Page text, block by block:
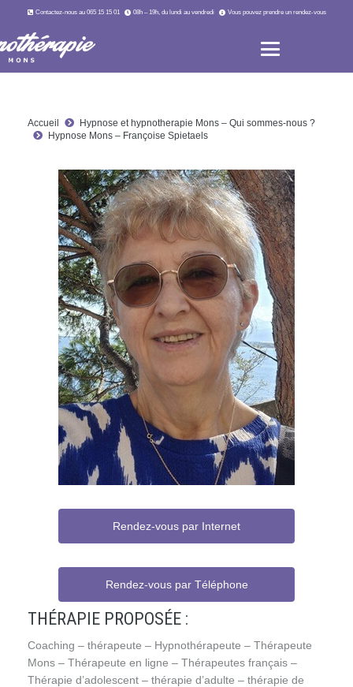
Contactez-nous au 065 15 15 01 08h – 19h, du lundi au vendredi Vous pouvez prendre un rendez-vous
Accueil
Hypnose et hypnotherapie Mons – Qui sommes-nous ?
Hypnose Mons – Françoise Spietaels
THÉRAPIE PROPOSÉE :
Coaching – thérapeute – Hypnothérapeute – Thérapeute
Mons – Thérapeute en ligne – Thérapeutes français –
Thérapie d’adolescent – thérapie d’adulte – thérapie de
Rendez-vous par Internet
Rendez-vous par Téléphone